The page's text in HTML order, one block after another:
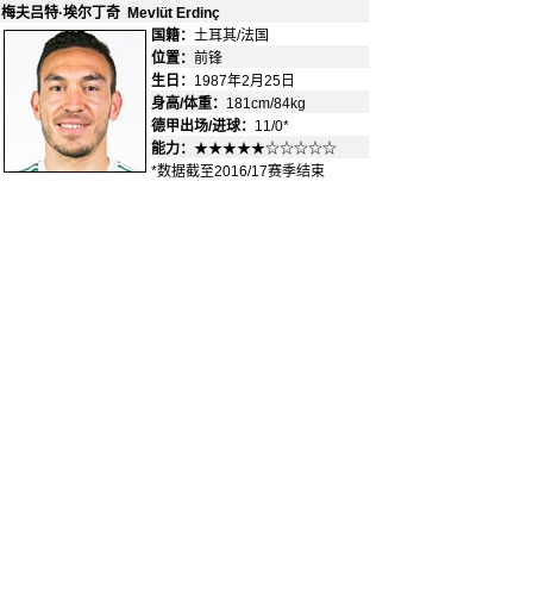
梅夫吕特·埃尔丁奇 Mevlüt Erdinç
国籍： 土耳其/法国
位置： 前锋
生日： 1987年2月25日
身高/体重： 181cm/84kg
德甲出场/进球： 11/0*
能力： ★★★★★☆☆☆☆☆
*数据截至2016/17赛季结束